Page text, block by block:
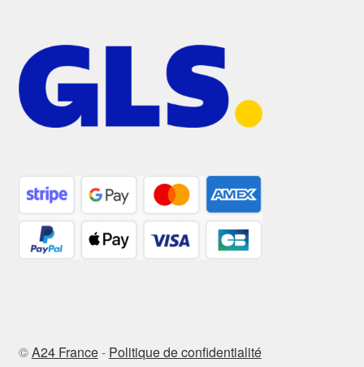
©A24 France- Politique de confidentialité